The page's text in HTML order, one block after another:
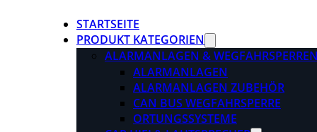
STARTSEITE
PRODUKT KATEGORIEN
ALARMANLAGEN & WEGFAHRSPERREN
ALARMANLAGEN
ALARMANLAGEN ZUBEHÖR
CAN BUS WEGFAHRSPERRE
ORTUNGSSYSTEME